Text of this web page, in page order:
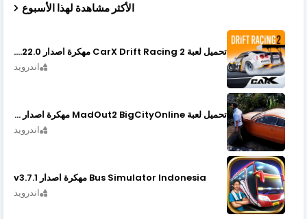
الأكثر مشاهدة لهذا الأسبوع
تحميل لعبة CarX Drift Racing 2 مهكرة اصدار v1.22.0
اندرويد
تحميل لعبة MadOut2 BigCityOnline مهكرة اصدار v10.48
اندرويد
Bus Simulator Indonesia مهكرة اصدار v3.7.1
اندرويد